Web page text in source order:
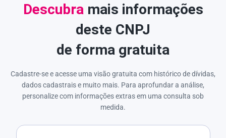
Descubra mais informações
deste CNPJ
de forma gratuita
Cadastre-se e acesse uma visão gratuita com histórico de dívidas,
dados cadastrais e muito mais. Para aprofundar a análise,
personalize com informações extras em uma consulta sob
medida.